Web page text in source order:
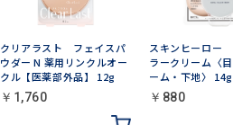
クリアラスト フェイスパ
ウダー N 薬用リンクルオー
クル【医薬部外品】 12g
￥1,760
スキンヒーロー
ラークリーム〈
ーム・下地〉 14g
￥880